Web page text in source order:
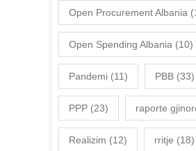
Open Procurement Albania
Open Spending Albania (10)
Pandemi (11) PBB (33)
PPP (23) raporte
Realizim (12) rritje (18)